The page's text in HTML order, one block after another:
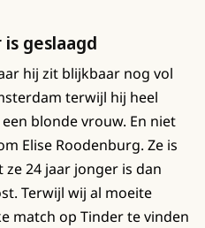
geslaagd
hij zit blijkbaar nog vol
terwijl hij heel
blonde vrouw. En niet
Elise Roodenburg. Ze is
24 jaar jonger is dan
Terwijl wij al moeite
match op Tinder te vinden